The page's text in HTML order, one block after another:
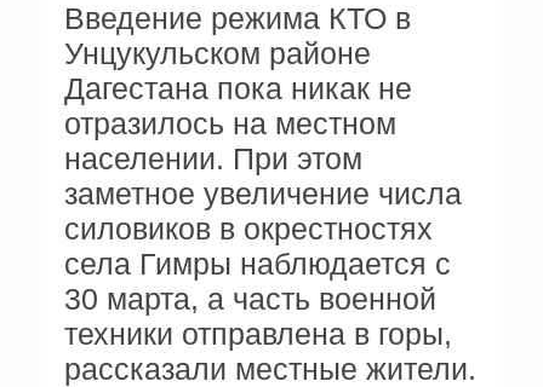
Введение режима КТО в
Унцукульском районе
Дагестана пока никак не
отразилось на местном
населении. При этом
заметное увеличение числа
силовиков в окрестностях
села Гимры наблюдается с
30 марта, а часть военной
техники отправлена в горы,
рассказали местные жители.